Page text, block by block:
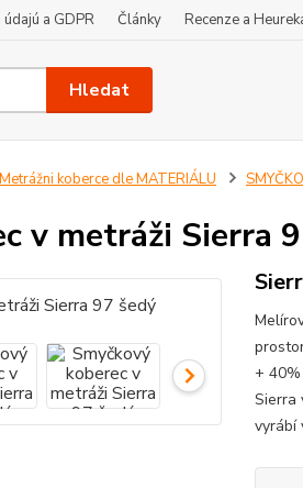
a GDPR Články Recenze a
Hledat
Metrážni koberce dle MATERIÁLU
v metráži Sierra
+
Sierra
vyrábí